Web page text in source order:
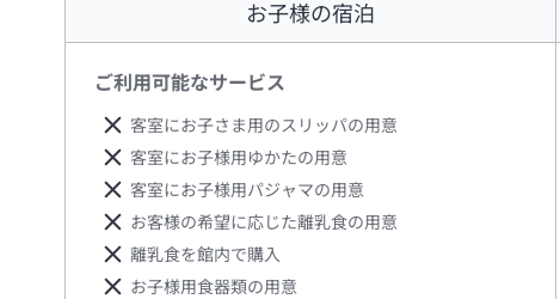
お子様の宿泊
ご利用可能なサービス
客室にお子さま用のスリッパの用意
客室にお子様用ゆかたの用意
客室にお子様用パジャマの用意
お客様の希望に応じた離乳食の用意
離乳食を館内で購入
お子様用食器類の用意